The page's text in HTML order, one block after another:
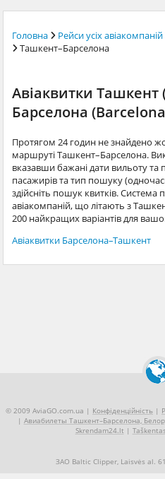
Головна Рейси усіх авіакомпаній
Ташкент–Барселона
Авіаквитки Ташкент
Барселона
Протягом 24 годин не знайдено
маршруті Ташкент–Барселона.
вказавши бажані дати вильоту та
пасажирів та тип пошуку
здійсніть пошук квитків. Система
авіакомпаній, що літають з
200 найкращих варіантів для
Авіаквитки Барселона–Ташкент
© 2009 AviaGO.com.ua | Конфіденційність |
| Авиабилеты Ташкент–Барселона,
Skrendam24.lt |
ЗАО Baltic Clipper, Laisvės al.